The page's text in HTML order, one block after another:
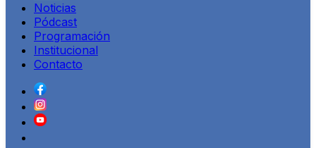
Noticias
Pódcast
Programación
Institucional
Contacto